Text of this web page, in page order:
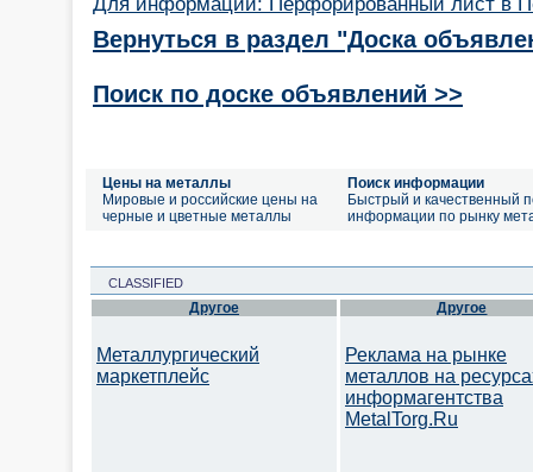
Вернуться в раздел "Доска
Поиск по доске объявлений >>
Цены на металлы
Мировые и российские цены на
черные и цветные металлы
Поиск информации
Быстрый и качественный
информации по рынку
CLASSIFIED
Другое
Металлургический
маркетплейс
Другое
Реклама на рынке
металлов на
информагентства
MetalTorg.Ru